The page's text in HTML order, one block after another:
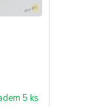
5 ks